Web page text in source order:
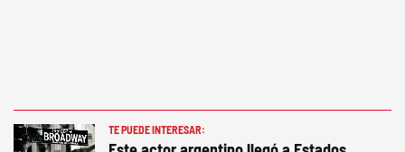
TE PUEDE INTERESAR: